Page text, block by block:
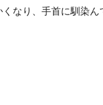
くなり、手首に馴染